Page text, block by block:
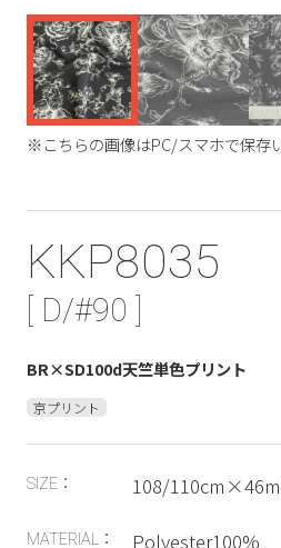
※こちらの画像はPC/スマホで保存
KKP8035
[ D/#90 ]
BR×SD100d天竺単色プリント
京プリント
SIZE： 108/
MATERIAL： Polyester100%